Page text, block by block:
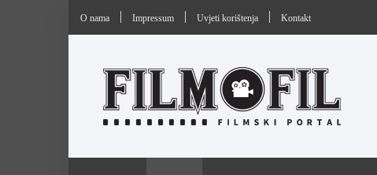
O nama Impressum Uvjeti korištenja Kontakt